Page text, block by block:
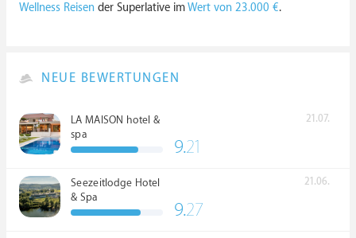
Wellness Reisen der Superlative imWert von 23.000 €.
NEUE BEWERTUNGEN
LA MAISON hotel &
spa
21.07.
9.21
Seezeitlodge Hotel
& Spa
21.06.
9.27